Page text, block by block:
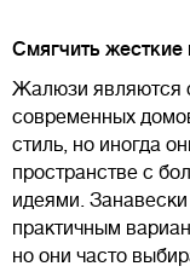
Смягчить
Жалюзи являются
современных
стиль, но иногда
пространстве с
идеями.
практичным
но они часто